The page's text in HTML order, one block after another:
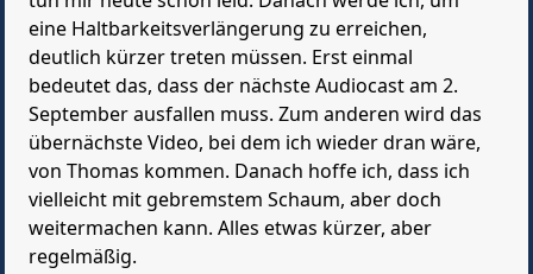
eine Haltbarkeitsverlängerung zu erreichen,
deutlich kürzer treten müssen. Erst einmal
bedeutet das, dass der nächste Audiocast am 2.
September ausfallen muss. Zum anderen wird das
übernächste Video, bei dem ich wieder dran wäre,
von Thomas kommen. Danach hoffe ich, dass ich
vielleicht mit gebremstem Schaum, aber doch
weitermachen kann. Alles etwas kürzer, aber
regelmäßig.